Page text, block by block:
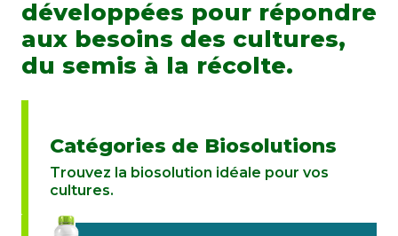
développées pour répondre
aux besoins des cultures,
du semis à la récolte.
Catégories de Biosolutions
Trouvez la biosolution idéale pour vos
cultures.